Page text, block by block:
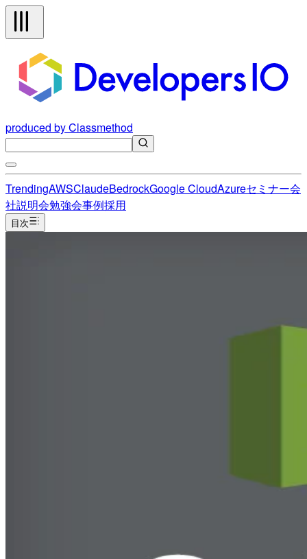
produced by Classmethod
TrendingAWSClaudeBedrockGoogle CloudAzureセミナー会
社説明会勉強会事例採用
目次